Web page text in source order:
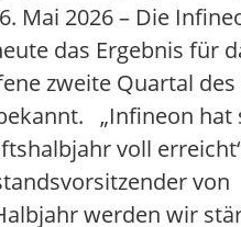
Mai 2026 – Die
das Ergebnis für
zweite Quartal des
„Infineon hat
voll
von
werden wir